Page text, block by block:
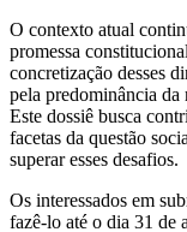
O contexto atual
promessa
concretização desses
pela predominância da
Este dossiê busca
facetas da questão
superar esses desafios.
Os interessados em
fazê-lo até o dia 31 de